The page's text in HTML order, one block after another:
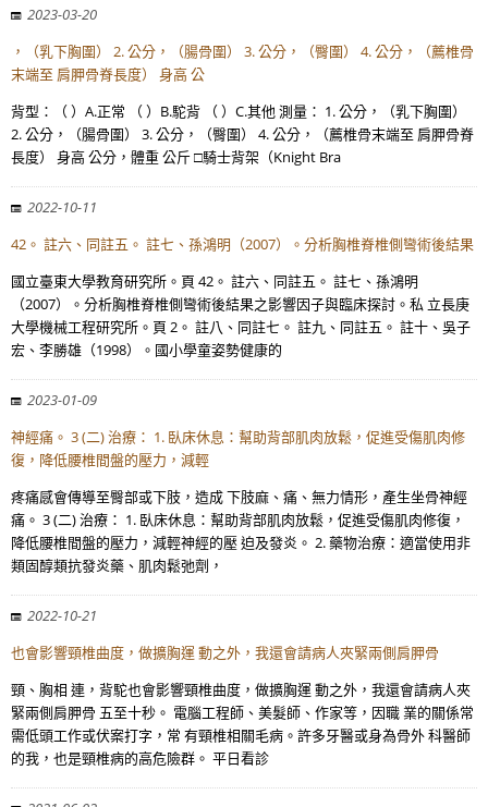
2023-03-20
，（乳下胸圍） 2. 公分，（腸骨圍） 3. 公分，（臀圍） 4. 公分，（薦椎骨
末端至 肩胛骨脊長度） 身高 公
背型：（ ）A.正常 （ ）B.駝背 （ ）C.其他 測量： 1. 公分，（乳下胸圍）
2. 公分，（腸骨圍） 3. 公分，（臀圍） 4. 公分，（薦椎骨末端至 肩胛骨脊
長度） 身高 公分，體重 公斤 □騎士背架（Knight Bra
2022-10-11
42。 註六、同註五。 註七、孫鴻明（2007）。分析胸椎脊椎側彎術後結果
國立臺東大學教育研究所。頁 42。 註六、同註五。 註七、孫鴻明
（2007）。分析胸椎脊椎側彎術後結果之影響因子與臨床探討。私 立長庚
大學機械工程研究所。頁 2。 註八、同註七。 註九、同註五。 註十、吳子
宏、李勝雄（1998）。國小學童姿勢健康的
2023-01-09
神經痛。 3 (二) 治療： 1. 臥床休息：幫助背部肌肉放鬆，促進受傷肌肉修
復，降低腰椎間盤的壓力，減輕
疼痛感會傳導至臀部或下肢，造成 下肢麻、痛、無力情形，產生坐骨神經
痛。 3 (二) 治療： 1. 臥床休息：幫助背部肌肉放鬆，促進受傷肌肉修復，
降低腰椎間盤的壓力，減輕神經的壓 迫及發炎。 2. 藥物治療：適當使用非
類固醇類抗發炎藥、肌肉鬆弛劑，
2022-10-21
也會影響頸椎曲度，做擴胸運 動之外，我還會請病人夾緊兩側肩胛骨
頸、胸相 連，背駝也會影響頸椎曲度，做擴胸運 動之外，我還會請病人夾
緊兩側肩胛骨 五至十秒。 電腦工程師、美髮師、作家等，因職 業的關係常
需低頭工作或伏案打字，常 有頸椎相關毛病。許多牙醫或身為骨外 科醫師
的我，也是頸椎病的高危險群。 平日看診